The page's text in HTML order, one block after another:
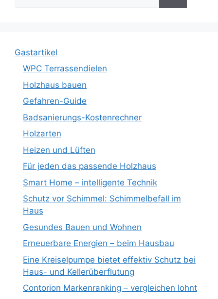
nach:
Gastartikel
WPC Terrassendielen
Holzhaus bauen
Gefahren-Guide
Badsanierungs-Kostenrechner
Holzarten
Heizen und Lüften
Für jeden das passende Holzhaus
Smart Home – intelligente Technik
Schutz vor Schimmel: Schimmelbefall im
Haus
Gesundes Bauen und Wohnen
Erneuerbare Energien – beim Hausbau
Eine Kreiselpumpe bietet effektiv Schutz bei
Haus- und Kellerüberflutung
Contorion Markenranking – vergleichen lohnt